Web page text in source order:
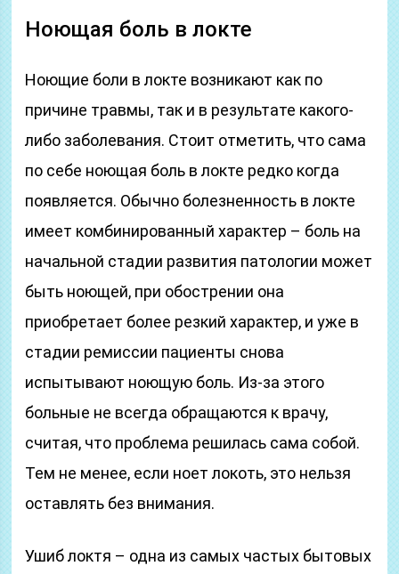
Ноющая боль в локте
Ноющие боли в локте возникают как по
причине травмы, так и в результате какого-
либо заболевания. Стоит отметить, что сама
по себе ноющая боль в локте редко когда
появляется. Обычно болезненность в локте
имеет комбинированный характер – боль на
начальной стадии развития патологии может
быть ноющей, при обострении она
приобретает более резкий характер, и уже в
стадии ремиссии пациенты снова
испытывают ноющую боль. Из-за этого
больные не всегда обращаются к врачу,
считая, что проблема решилась сама собой.
Тем не менее, если ноет локоть, это нельзя
оставлять без внимания.
Ушиб локтя – одна из самых частых бытовых